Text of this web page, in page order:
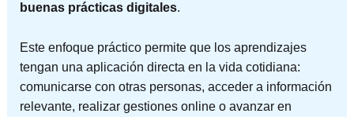
buenas prácticas digitales.
Este enfoque práctico permite que los aprendizajes
tengan una aplicación directa en la vida cotidiana:
comunicarse con otras personas, acceder a información
relevante, realizar gestiones online o avanzar en